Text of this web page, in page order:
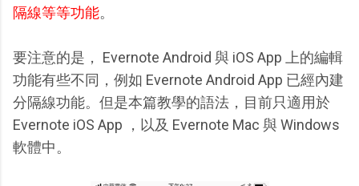
隔線等等功能。
要注意的是， Evernote Android 與 iOS App 上的編輯
功能有些不同，例如 Evernote Android App 已經內建
分隔線功能。但是本篇教學的語法，目前只適用於
Evernote iOS App ，以及 Evernote Mac 與 Windows
軟體中。